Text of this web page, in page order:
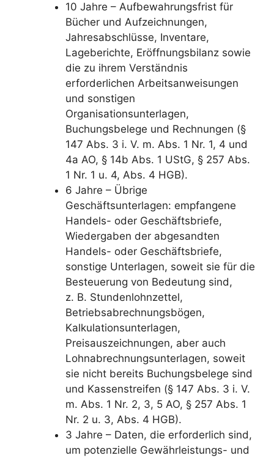
10 Jahre – Aufbewahrungsfrist für
Bücher und Aufzeichnungen,
Jahresabschlüsse, Inventare,
Lageberichte, Eröffnungsbilanz sowie
die zu ihrem Verständnis
erforderlichen Arbeitsanweisungen
und sonstigen
Organisationsunterlagen,
Buchungsbelege und Rechnungen (§
147 Abs. 3 i. V. m. Abs. 1 Nr. 1, 4 und
4a AO, § 14b Abs. 1 UStG, § 257 Abs.
1 Nr. 1 u. 4, Abs. 4 HGB).
6 Jahre – Übrige
Geschäftsunterlagen: empfangene
Handels- oder Geschäftsbriefe,
Wiedergaben der abgesandten
Handels- oder Geschäftsbriefe,
sonstige Unterlagen, soweit sie für die
Besteuerung von Bedeutung sind,
z. B. Stundenlohnzettel,
Betriebsabrechnungsbögen,
Kalkulationsunterlagen,
Preisauszeichnungen, aber auch
Lohnabrechnungsunterlagen, soweit
sie nicht bereits Buchungsbelege sind
und Kassenstreifen (§ 147 Abs. 3 i. V.
m. Abs. 1 Nr. 2, 3, 5 AO, § 257 Abs. 1
Nr. 2 u. 3, Abs. 4 HGB).
3 Jahre – Daten, die erforderlich sind,
um potenzielle Gewährleistungs- und